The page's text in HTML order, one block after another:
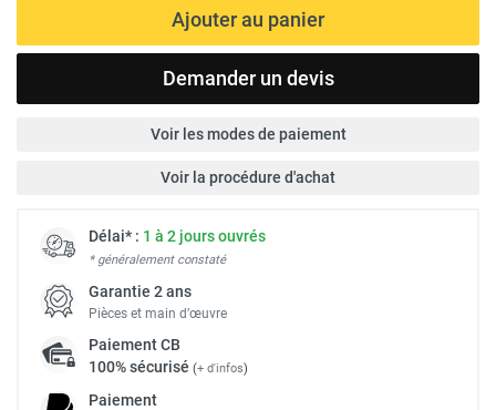
Ajouter au panier
Demander un devis
Voir les modes de paiement
Voir la procédure d'achat
Délai* : 1 à 2 jours ouvrés
* généralement constaté
Garantie 2 ans
Pièces et main d’œuvre
PaiementCB
100% sécurisé (+ d'infos)
Paiement